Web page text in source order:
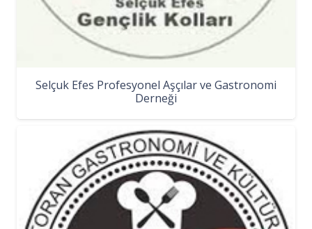
Selçuk Efes Profesyonel Aşçılar ve Gastronomi
Derneği